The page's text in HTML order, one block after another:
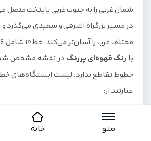
منو خانه
شمال غربی را به جنوب غربی پایتخت متصل
در مسیر بزرگراه اشرفی و سعیدی می‌گذرد
با رنگ قهوه‌ای پررنگ در نقشه مشخص
عبارتند از:
دانشگاه آزاد علوم و تحقیقات
مخابرات